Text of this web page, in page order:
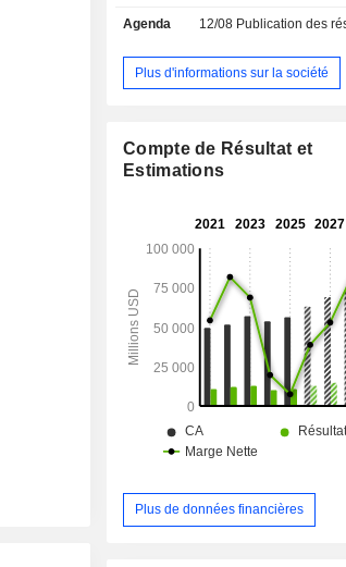
services d'assistance technique, de
produits de sécurité (14,3%). La répartition
géographique du CA est la suivante :
Agenda 12/08 Publication des résultats
Plus d'informations sur la société
Compte de Résultat et
Estimations
Plus de données financières